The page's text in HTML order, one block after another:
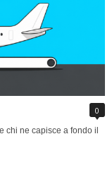
0
chi ne capisce a fondo il